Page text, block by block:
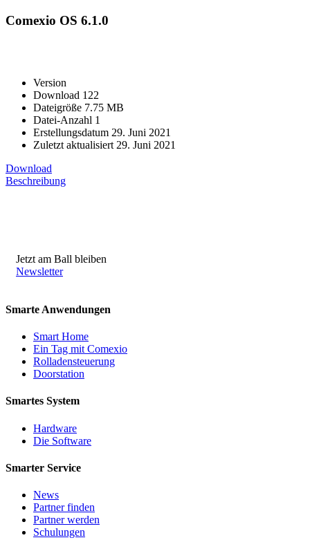
Comexio OS 6.1.0
Version
Download 122
Dateigröße 7.75 MB
Datei-Anzahl 1
Erstellungsdatum 29. Juni 2021
Zuletzt aktualisiert29. Juni 2021
Download
Beschreibung
Jetzt am Ball bleiben
Newsletter
Smarte Anwendungen
Smart Home
Ein Tag mit Comexio
Rolladensteuerung
Doorstation
Smartes System
Hardware
Die Software
Smarter Service
News
Partner finden
Partner werden
Schulungen